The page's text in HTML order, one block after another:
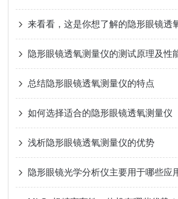
来看看，这是你想了解的隐形眼镜透
隐形眼镜透氧测量仪的测试原理及性
总结隐形眼镜透氧测量仪的特点
如何选择适合的隐形眼镜透氧测量仪
浅析隐形眼镜透氧测量仪的优势
隐形眼镜光学分析仪主要用于哪些应